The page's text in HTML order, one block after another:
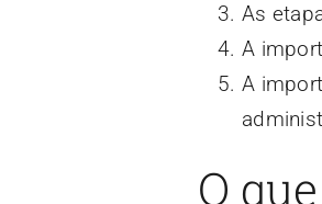
As
A
A
O